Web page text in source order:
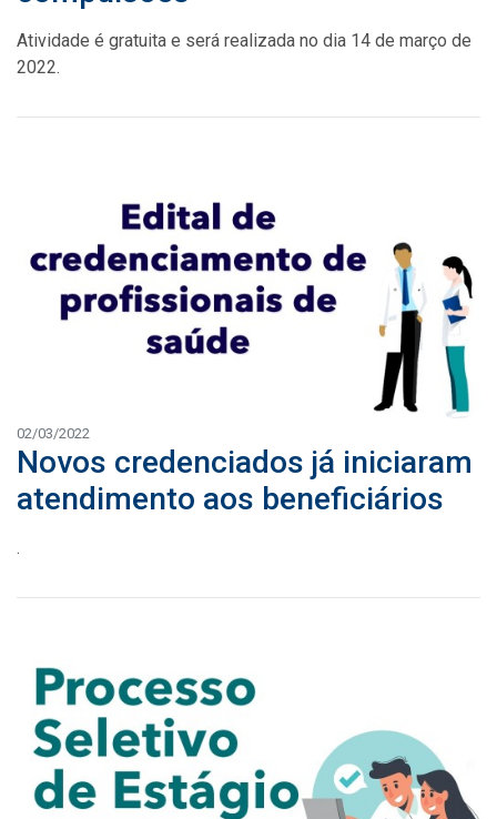
Atividade é gratuita e será realizada no dia 14 de março de
2022.
02/03/2022
Novos credenciados já iniciaram
atendimento aos beneficiários
.